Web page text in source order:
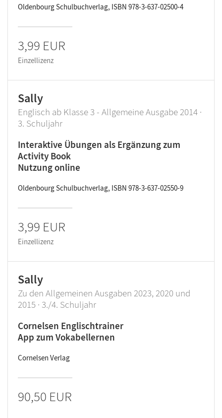
Oldenbourg Schulbuchverlag, ISBN 978-3-637-02500-4
3,99 EUR
Einzellizenz
Sally
Englisch ab Klasse 3 - Allgemeine Ausgabe 2014 ·
3. Schuljahr
Interaktive Übungen als Ergänzung zum
Activity Book
Nutzung online
Oldenbourg Schulbuchverlag, ISBN 978-3-637-02550-9
3,99 EUR
Einzellizenz
Sally
Zu den Allgemeinen Ausgaben 2023, 2020 und
2015 · 3./4. Schuljahr
Cornelsen Englischtrainer
App zum Vokabellernen
Cornelsen Verlag
90,50 EUR